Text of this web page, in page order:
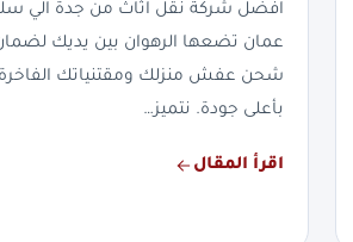
افضل شركة نقل اثاث من جدة الي
عمان تضعها الرهوان بين يديك
شحن عفش منزلك ومقتنياتك الفاخرة
بأعلى جودة. نتميز…
اقرأ المقال